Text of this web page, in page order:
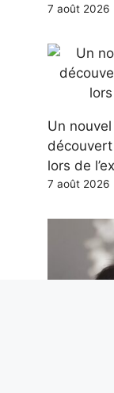
7 août 2026
Un
découvert
lors de
7 août 2026